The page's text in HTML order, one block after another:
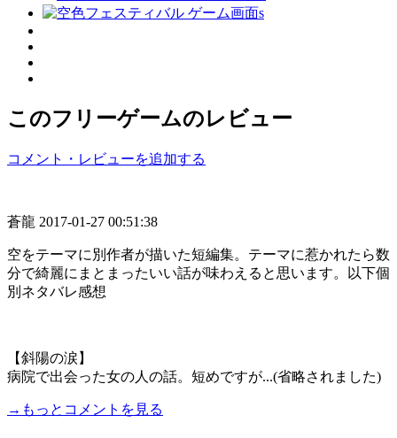
このフリーゲームのレビュー
コメント・レビューを追加する
蒼龍 2017-01-27 00:51:38
空をテーマに別作者が描いた短編集。テーマに惹かれたら数
分で綺麗にまとまったいい話が味わえると思います。以下個
別ネタバレ感想
【斜陽の涙】
病院で出会った女の人の話。短めですが...(省略されました)
→もっとコメントを見る